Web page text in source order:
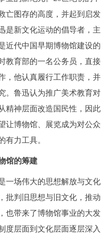
亡图存的高度，并起到启发
是新文化运动的倡导者，主
近代中国早期博物馆建设的
教育部的一名公务员，直接
，他认真履行工作职责，并
。鲁迅认为推广美术教育对
精神层面改造国民性，因此
让博物馆、展览成为对公众
有力工具。
馆的筹建
场伟大的思想解放与文化
批判旧思想与旧文化，推动
也带来了博物馆事业的大发
度层面到文化层面逐层深入